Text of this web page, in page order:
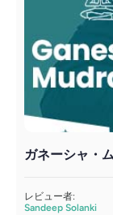
ガネーシャ・
レビュー者:
Sandeep Solanki